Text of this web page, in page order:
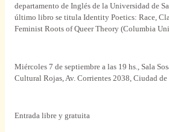
departamento de Inglés de la Universidad de
último libro se titula Identity Poetics: Race,
Feminist Roots of Queer Theory (Columbia
Miércoles 7 de septiembre a las 19 hs., Sala
Cultural Rojas, Av. Corrientes 2038, Ciudad de
Entrada libre y gratuita